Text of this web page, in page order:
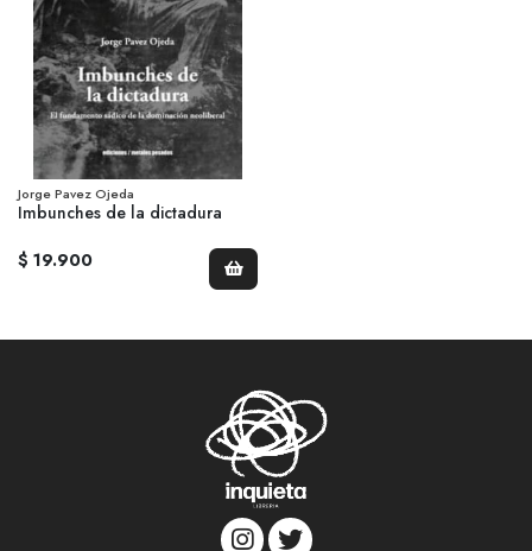
Jorge Pavez Ojeda
Imbunches de la dictadura
$ 19.900